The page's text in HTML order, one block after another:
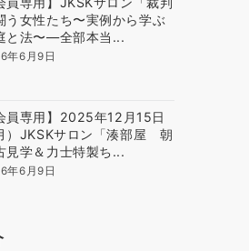
う女性たち〜実例から学ぶ
と法〜―全部本当...
年6月9日
員専用】2025年12月15日
）JKSKサロン「湊部屋 朝
見学＆力士特製ち...
年6月9日